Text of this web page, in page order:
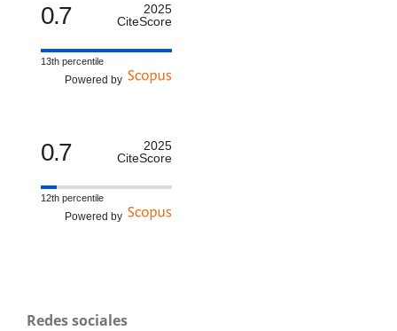
0.7
2025
CiteScore
13th percentile
Powered by
0.7
2025
CiteScore
12th percentile
Powered by
Redes sociales